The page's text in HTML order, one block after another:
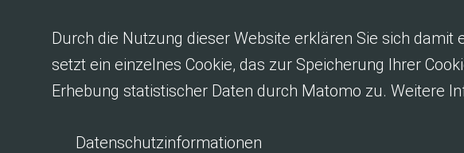
Durch die Nutzung dieser Website erklären Sie sich damit
setzt ein einzelnes Cookie, das zur Speicherung Ihrer
Erhebung statistischer Daten durch Matomo zu. Weitere
Datenschutzinformationen